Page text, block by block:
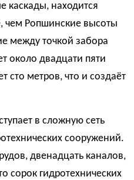
каскады, находится
чем Ропшинские высоты
между точкой забора
около двадцати пяти
сто метров, что и создаёт
в сложную сеть
сооружений.
двенадцать каналов,
сорок гидротехнических